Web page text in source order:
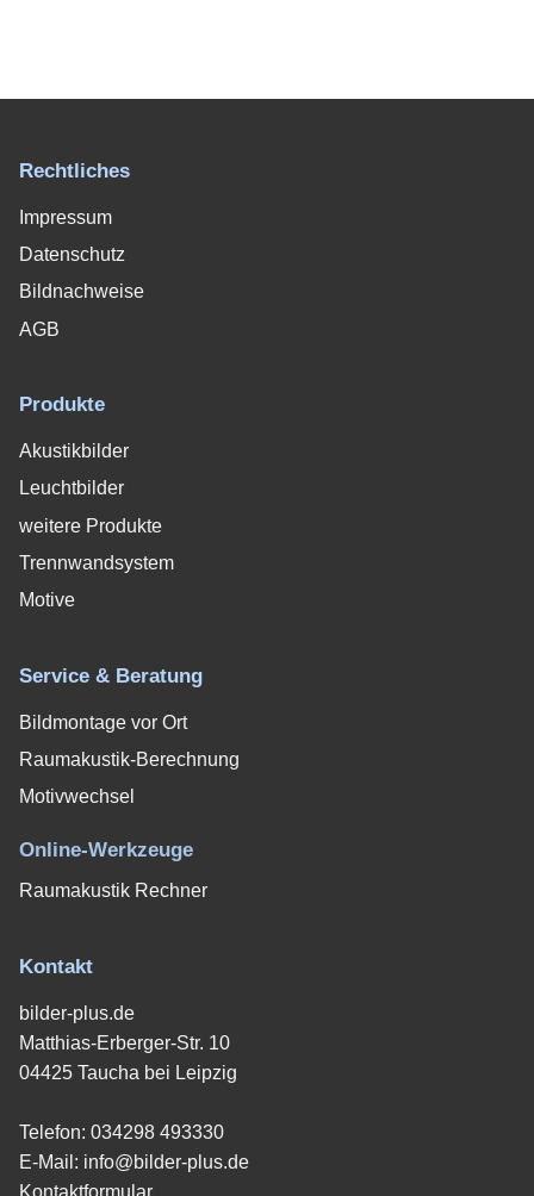
Rechtliches
Impressum
Datenschutz
Bildnachweise
AGB
Produkte
Akustikbilder
Leuchtbilder
weitere Produkte
Trennwandsystem
Motive
Service & Beratung
Bildmontage vor Ort
Raumakustik-Berechnung
Motivwechsel
Online-Werkzeuge
Raumakustik Rechner
Kontakt
bilder-plus.de
Matthias-Erberger-Str. 10
04425 Taucha bei Leipzig
Telefon: 034298 493330
E-Mail: info@bilder-plus.de
Kontaktformular